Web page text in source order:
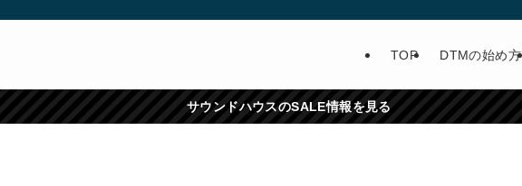
TOP DTMの始め方
サウンドハウスのSALE情報を見る